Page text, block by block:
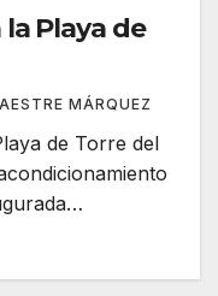
Playa de
MÁRQUEZ
de Torre del